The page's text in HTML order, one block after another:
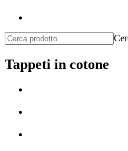
Tappeti in cotone